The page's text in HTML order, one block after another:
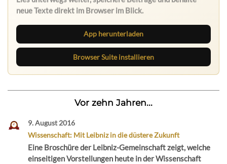
neue Texte direkt im Browser im Blick.
App herunterladen
Browser Suite installieren
Vor zehn Jahren...
9. August 2016
Wissenschaft: Mit Leibniz in die düstere Zukunft
Eine Broschüre der Leibniz-Gemeinschaft zeigt, welche
einseitigen Vorstellungen heute in der Wissenschaft